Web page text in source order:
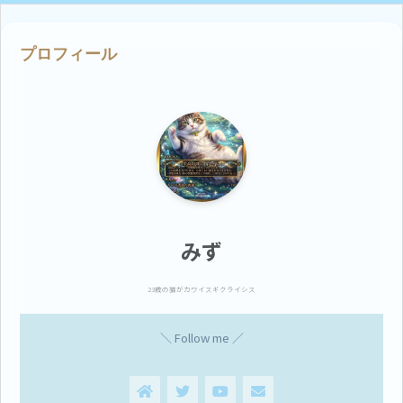
プロフィール
みず
23歳の猫がカワイスギクライシス
＼ Follow me ／